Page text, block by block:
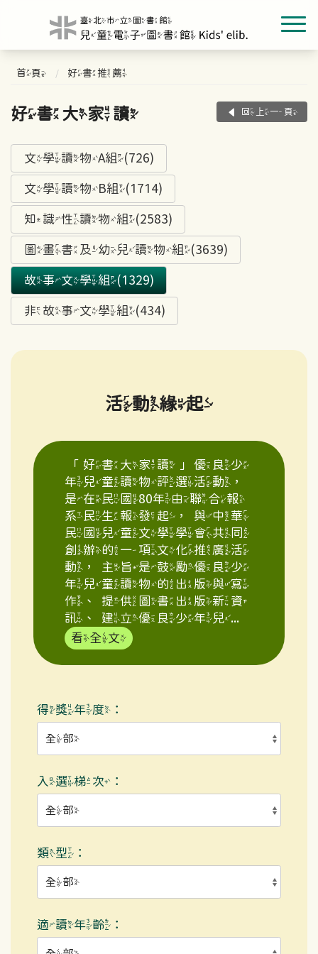
首頁 好書推薦
好書大家讀 回上一頁
文學讀物A組(726)
文學讀物B組(1714)
知識性讀物組(2583)
圖畫書及幼兒讀物組(3639)
故事文學組(1329)
非故事文學組(434)
活動緣起
「好書大家讀」優良少
年兒童讀物評選活動，
是在民國80年由聯合報
系民生報發起，與中華
民國兒童文學學會共同
創辦的一項文化推廣活
動，主旨是鼓勵優良少
年兒童讀物的出版與寫
作、提供圖書出版新資
訊、建立優良少年兒...
看全文
得獎年度：
入選梯次：
類型：
適讀年齡：